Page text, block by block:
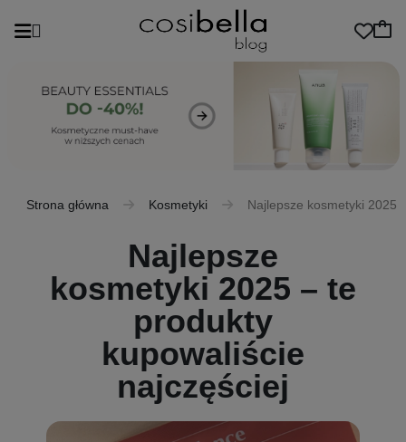
Strona główna Kosmetyki Najlepsze kosmetyki 2025
Najlepsze
kosmetyki 2025 – te
produkty
kupowaliście
najczęściej